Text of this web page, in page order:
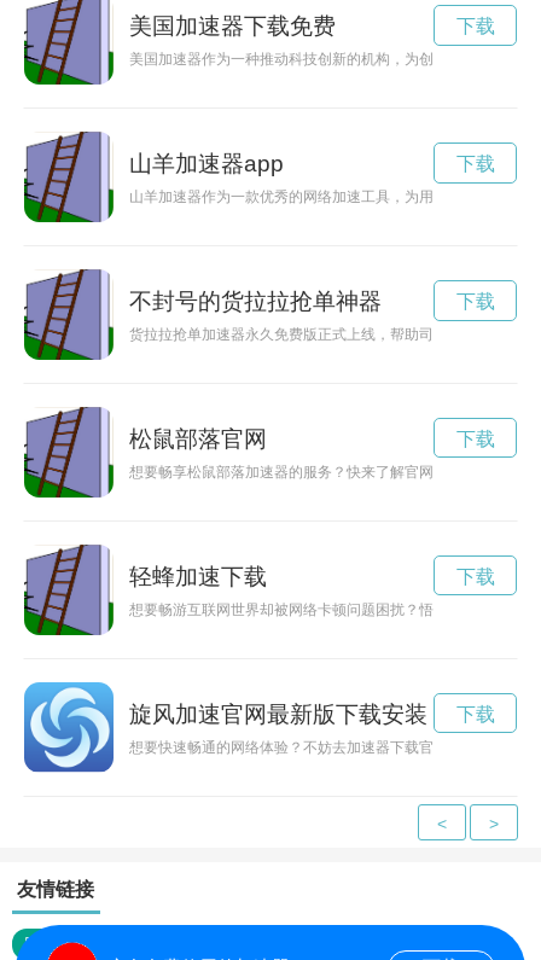
美国加速器下载免费
美国加速器作为一种推动科技创新的机构，为创业公司提供资
下载
山羊加速器app
山羊加速器作为一款优秀的网络加速工具，为用户提供更快速
下载
不封号的货拉拉抢单神器
货拉拉抢单加速器永久免费版正式上线，帮助司机快速抢单，
下载
松鼠部落官网
想要畅享松鼠部落加速器的服务？快来了解官网登录入口，获
下载
轻蜂加速下载
想要畅游互联网世界却被网络卡顿问题困扰？悟空加速器下载
下载
旋风加速官网最新版下载安装
想要快速畅通的网络体验？不妨去加速器下载官网，找到适合
下载
< >
友情链接
网站地图